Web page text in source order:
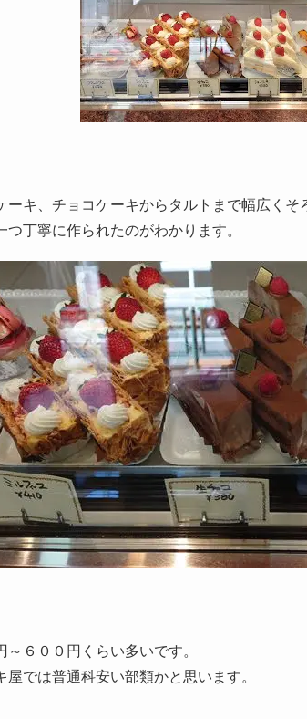
ーキ、チョコケーキからタルトまで幅広くそ
丁寧に作られたのがわかります。
６００円くらい多いです。
では普通科安い部類かと思います。